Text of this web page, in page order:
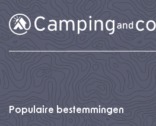
Populaire bestemmingen